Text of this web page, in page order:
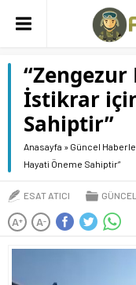
İstikrar
Sahiptir”
Anasayfa » Güncel
Hayati Öneme Sahiptir”
ESAT ATICI
A+ A-